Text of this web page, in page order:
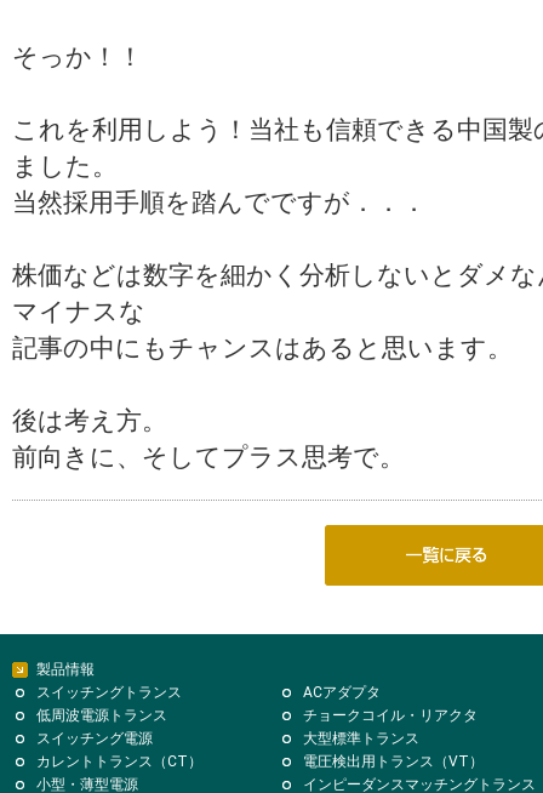
そっか！！
これを利用しよう！当社も信頼できる中国
ました。
当然採用手順を踏んでですが．．．
株価などは数字を細かく分析しないとダメ
マイナスな
記事の中にもチャンスはあると思います。
後は考え方。
前向きに、そしてプラス思考で。
製品情報
スイッチングトランス
ACアダプタ
低周波電源トランス
チョークコイル・リアクタ
スイッチング電源
大型標準トランス
カレントトランス（CT）
電圧検出用トランス（VT）
小型・薄型電源
インピーダンスマッチングトランス